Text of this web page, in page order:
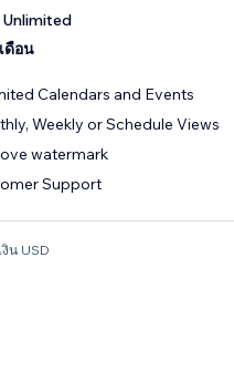
Unlimited
ดือน
Calendars and Events
Weekly or Schedule Views
watermark
Support
น USD